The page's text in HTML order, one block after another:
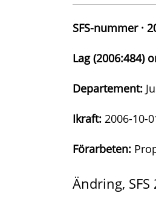
SFS-nummer ·
Lag (2006:484)
Departement:
Ikraft: 2006-10-
Förarbeten:
Ändring, SFS